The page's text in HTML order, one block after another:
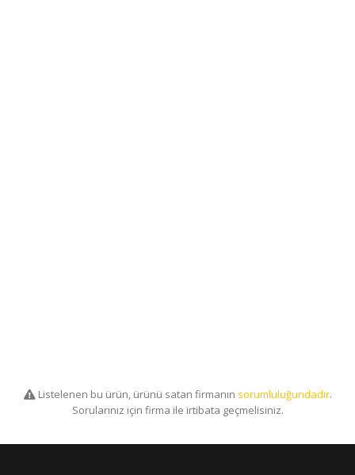
Listelenen bu ürün, ürünü satan firmanın sorumluluğundadır.
Sorularınız için firma ile irtibata geçmelisiniz.